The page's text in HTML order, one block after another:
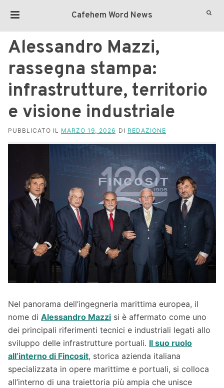
Cafehem Word News
Alessandro Mazzi,
rassegna stampa:
infrastrutture, territorio
e visione industriale
PUBBLICATO IL MARZO 19, 2026 DI REDAZIONE
Nel panorama dell’ingegneria marittima europea, il
nome di Alessandro Mazzi si è affermato come uno
dei principali riferimenti tecnici e industriali legati allo
sviluppo delle infrastrutture portuali. Il suo ruolo
all’interno di Fincosit, storica azienda italiana
specializzata in opere marittime e portuali, si colloca
all’interno di una traiettoria più ampia che unisce